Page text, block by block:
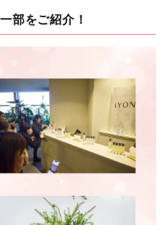
部をご紹介！